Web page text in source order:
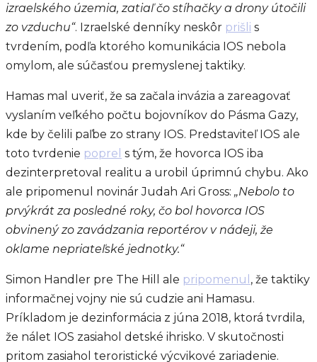
izraelského územia, zatiaľ čo stíhačky a drony útočili
zo vzduchu“. Izraelské denníky neskôr prišli s
tvrdením, podľa ktorého komunikácia IOS nebola
omylom, ale súčasťou premyslenej taktiky.
Hamas mal uveriť, že sa začala invázia a zareagovať
vyslaním veľkého počtu bojovníkov do Pásma Gazy,
kde by čelili paľbe zo strany IOS. Predstaviteľ IOS ale
toto tvrdenie poprel s tým, že hovorca IOS iba
dezinterpretoval realitu a urobil úprimnú chybu. Ako
ale pripomenul novinár Judah Ari Gross: „Nebolo to
prvýkrát za posledné roky, čo bol hovorca IOS
obvinený zo zavádzania reportérov v nádeji, že
oklame nepriateľské jednotky.“
Simon Handler pre The Hill ale pripomenul , že taktiky
informačnej vojny nie sú cudzie ani Hamasu.
Príkladom je dezinformácia z júna 2018, ktorá tvrdila,
že nálet IOS zasiahol detské ihrisko. V skutočnosti
pritom zasiahol teroristické výcvikové zariadenie.